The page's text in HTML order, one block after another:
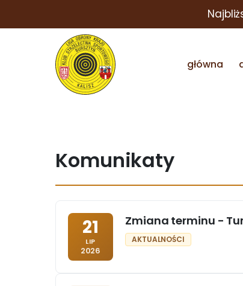
główna
Komunikaty
21
LIP
2026
Zmiana terminu -
AKTUALNOŚCI